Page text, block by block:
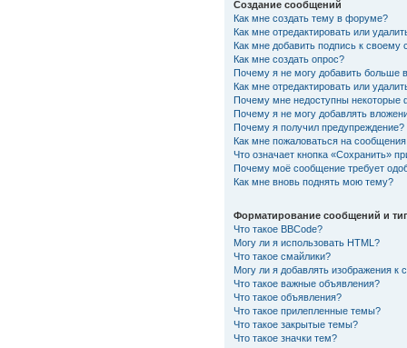
Создание сообщений
Как мне создать тему в форуме?
Как мне отредактировать или
Как мне добавить подпись к своему
Как мне создать опрос?
Почему я не могу добавить больше
Как мне отредактировать или
Почему мне недоступны некоторые
Почему я не могу добавлять
Почему я получил предупреждение?
Как мне пожаловаться на
Что означает кнопка «Сохранить»
Почему моё сообщение требует
Как мне вновь поднять мою тему?
Форматирование сообщений и
Что такое BBCode?
Могу ли я использовать HTML?
Что такое смайлики?
Могу ли я добавлять изображения к
Что такое важные объявления?
Что такое объявления?
Что такое прилепленные темы?
Что такое закрытые темы?
Что такое значки тем?